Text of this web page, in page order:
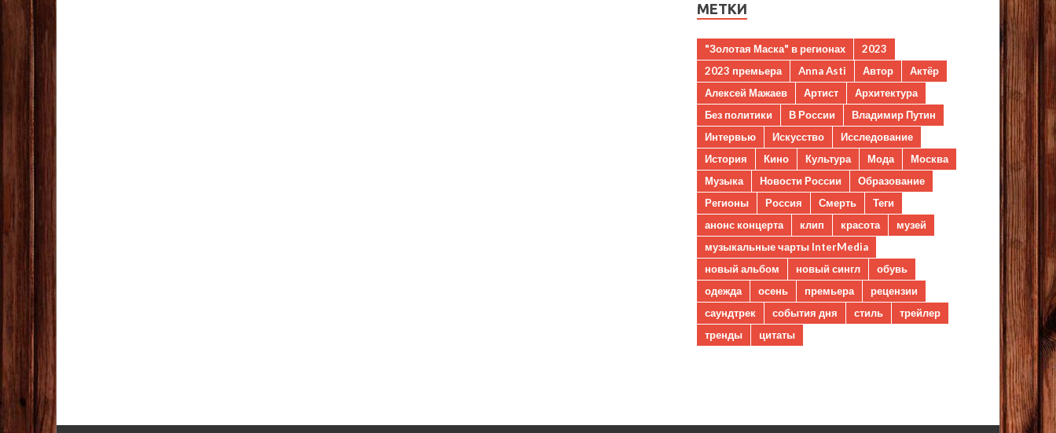
МЕТКИ
"Золотая Маска" в регионах
2023
2023 премьера
Anna Asti Автор
Актёр
Алексей Мажаев
Артист
Архитектура
Без политики
В России
Владимир Путин
Интервью
Искусство
Исследование
История
Кино Культура Мода
Москва
Музыка
Новости России
Образование
Регионы
Россия Смерть
Теги
анонс концерта
клип красота
музей
музыкальные чарты InterMedia
новый альбом
новый сингл
обувь
одежда
осень премьера
рецензии
саундтрек
события дня стиль
трейлер
тренды
цитаты